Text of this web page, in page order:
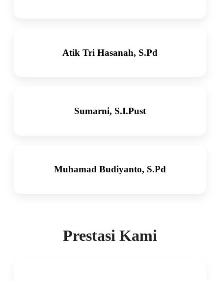
Atik Tri Hasanah, S.Pd
Sumarni, S.I.Pust
Muhamad Budiyanto, S.Pd
Prestasi Kami